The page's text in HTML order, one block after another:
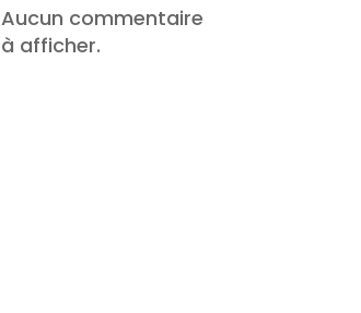
Aucun commentaire
à afficher.